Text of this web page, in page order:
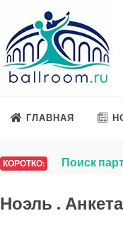
ГЛАВНАЯ
КОРОТКО: Поиск
Ноэль . Анкета